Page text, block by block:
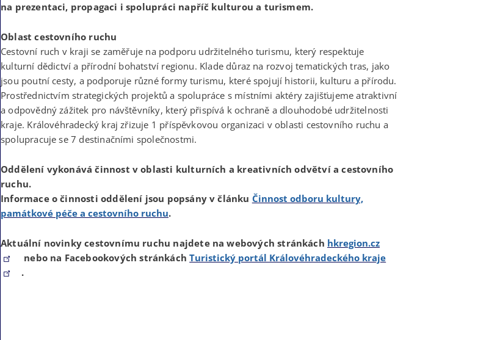
na prezentaci, propagaci i spolupráci napříč kulturou a turismem.
Oblast cestovního ruchu
Cestovní ruch v kraji se zaměřuje na podporu udržitelného turismu, který respektuje
kulturní dědictví a přírodní bohatství regionu. Klade důraz na rozvoj tematických tras, jako
jsou poutní cesty, a podporuje různé formy turismu, které spojují historii, kulturu a přírodu.
Prostřednictvím strategických projektů a spolupráce s místními aktéry zajišťujeme atraktivní
a odpovědný zážitek pro návštěvníky, který přispívá k ochraně a dlouhodobé udržitelnosti
kraje. Královéhradecký kraj zřizuje 1 příspěvkovou organizaci v oblasti cestovního ruchu a
spolupracuje se 7 destinačními společnostmi.
Oddělení vykonává činnost v oblasti kulturních a kreativních odvětví a cestovního
ruchu.
Informace o činnosti oddělení jsou popsány v článku Činnost odboru kultury,
památkové péče a cestovního ruchu.
Aktuální novinky cestovnímu ruchu najdete na webových stránkách hkregion.cz
nebo na Facebookových stránkáchTuristický portál Královéhradeckého kraje
.